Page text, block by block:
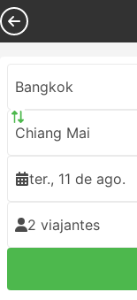
Bangkok
Chiang Mai
ter., 11 de ago.
2 viajantes